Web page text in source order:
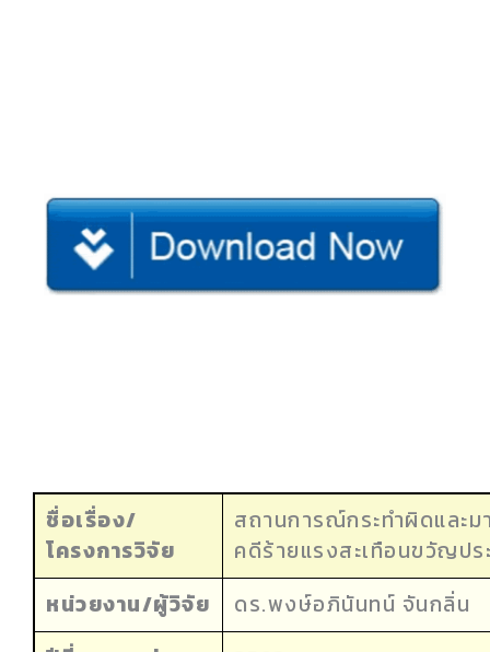
ชื่อเรื่อง/
โครงการวิจัย
สถานการณ์กระทำผิดและ
คดีร้ายแรงสะเทือนขวัญป
หน่วยงาน/ผู้วิจัย
ดร.พงษ์อภินันทน์ จันกลิ่น